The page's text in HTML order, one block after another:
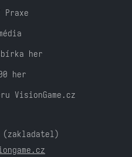
her
her
VisionGame.cz
(zakladatel)